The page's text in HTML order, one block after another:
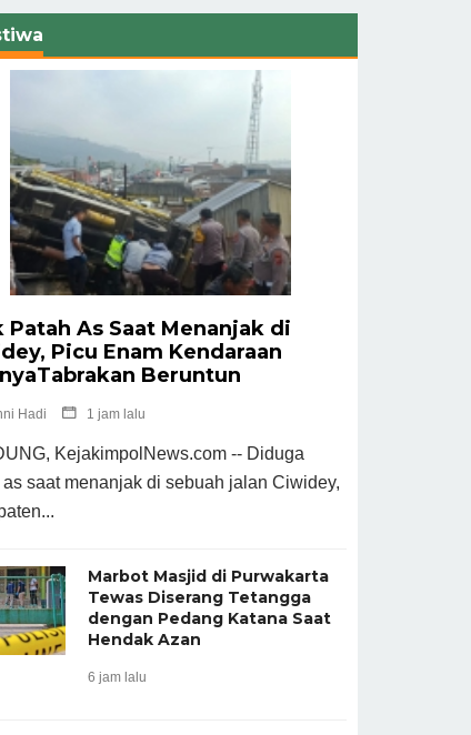
Patah As Saat Menanjak di
Picu Enam Kendaraan
Beruntun
Hadi 1 jam lalu
KejakimpolNews.com -- Diduga
as saat menanjak di sebuah jalan Ciwidey,
Marbot Masjid di Purwakarta
Tewas Diserang Tetangga
dengan Pedang Katana Saat
Hendak Azan
6 jam lalu